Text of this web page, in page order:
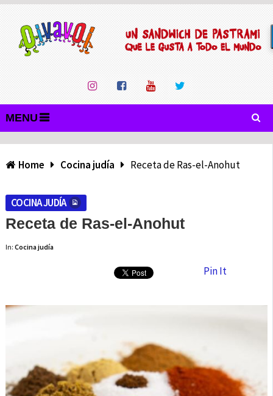
MENU
Home Cocina judía Receta de Ras-el-Anohut
COCINA JUDÍA
Receta de Ras-el-Anohut
In: Cocina judía
Pin It